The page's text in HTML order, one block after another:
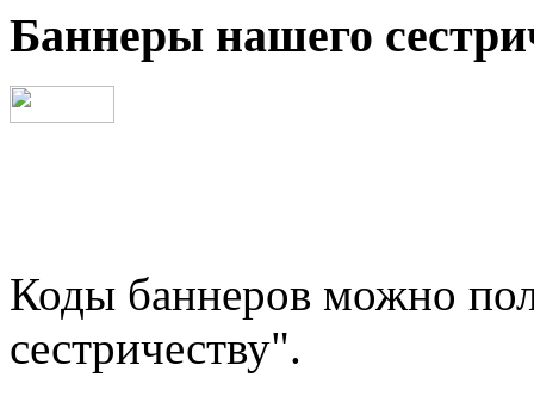
Баннеры нашего
Коды баннеров можно
сестричеству".